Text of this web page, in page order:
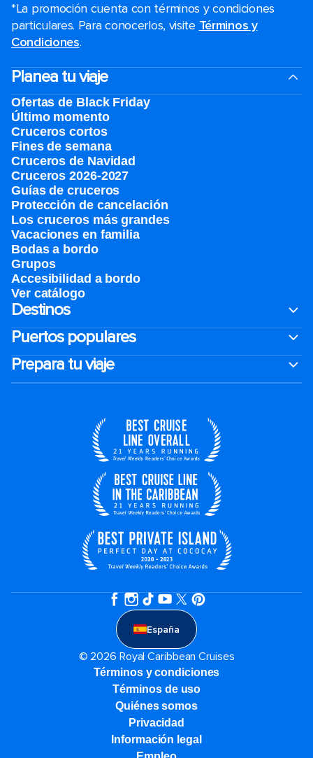
*La promoción cuenta con términos y condiciones
particulares. Para conocerlos, visite Términos y
Condiciones.
Planea tu viaje
Ofertas de Black Friday
Último momento
Cruceros cortos
Fines de semana
Cruceros de Navidad
Cruceros 2026-2027
Guías de cruceros
Protección de cancelación
Los cruceros más grandes
Vacaciones en familia
Bodas a bordo
Grupos
Accesibilidad a bordo
Ver catálogo
Destinos
Puertos populares
Prepara tu viaje
España
© 2026 Royal Caribbean Cruises
Términos y condiciones
Términos de uso
Quiénes somos
Privacidad
Información legal